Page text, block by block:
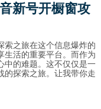
新号开橱窗攻
索之旅在这个信息爆炸的
生活的重要平台。而作为
中的难题。这不仅仅是一
的探索之旅。让我带你走